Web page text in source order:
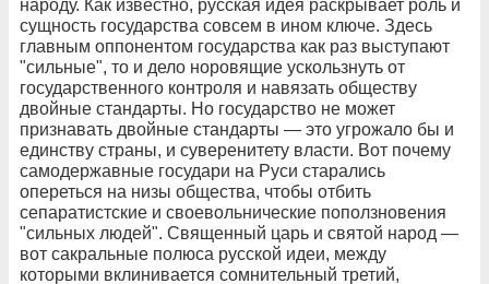
народу. Как известно, русская идея раскрывает роль и
сущность государства совсем в ином ключе. Здесь
главным оппонентом государства как раз выступают
"сильные", то и дело норовящие ускользнуть от
государственного контроля и навязать обществу
двойные стандарты. Но государство не может
признавать двойные стандарты — это угрожало бы и
единству страны, и суверенитету власти. Вот почему
самодержавные государи на Руси старались
опереться на низы общества, чтобы отбить
сепаратистские и своевольнические поползновения
"сильных людей". Священный царь и святой народ —
вот сакральные полюса русской идеи, между
которыми вклинивается сомнительный третий,